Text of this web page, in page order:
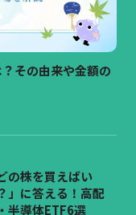
その由来や金額の
の株を買えばい
」に答える！高配
半導体ETF6選